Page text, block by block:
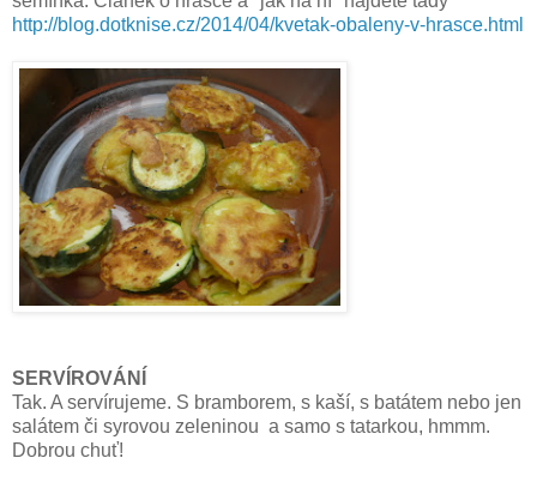
http://blog.dotknise.cz/2014/04/kvetak-obaleny-v-hrasce.html
SERVÍROVÁNÍ
Tak. A servírujeme. S bramborem, s kaší, s batátem nebo jen
salátem či syrovou zeleninou a samo s tatarkou, hmmm.
Dobrou chuť!